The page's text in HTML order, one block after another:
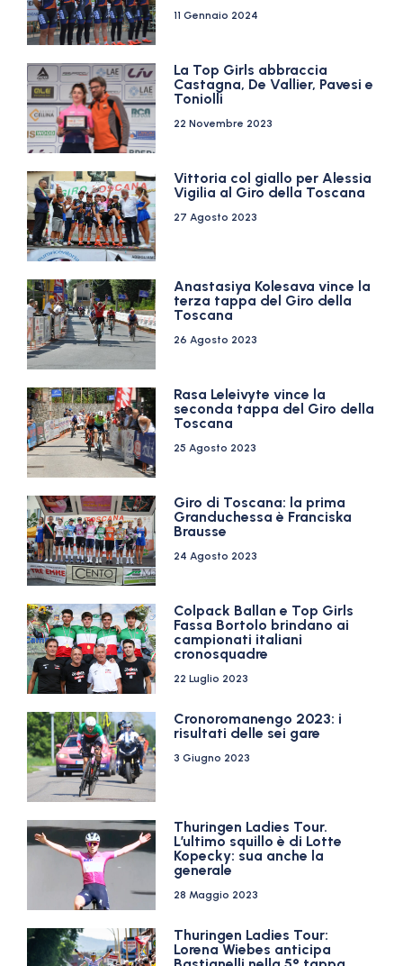
11 Gennaio 2024
La Top Girls abbraccia
Castagna, De Vallier, Pavesi e
Toniolli
22 Novembre 2023
Vittoria col giallo per Alessia
Vigilia al Giro della Toscana
27 Agosto 2023
Anastasiya Kolesava vince la
terza tappa del Giro della
Toscana
26 Agosto 2023
Rasa Leleivyte vince la
seconda tappa del Giro della
Toscana
25 Agosto 2023
Giro di Toscana: la prima
Granduchessa è Franciska
Brausse
24 Agosto 2023
Colpack Ballan e Top Girls
Fassa Bortolo brindano ai
campionati italiani
cronosquadre
22 Luglio 2023
Cronoromanengo 2023: i
risultati delle sei gare
3 Giugno 2023
Thuringen Ladies Tour.
L’ultimo squillo è di Lotte
Kopecky: sua anche la
generale
28 Maggio 2023
Thuringen Ladies Tour:
Lorena Wiebes anticipa